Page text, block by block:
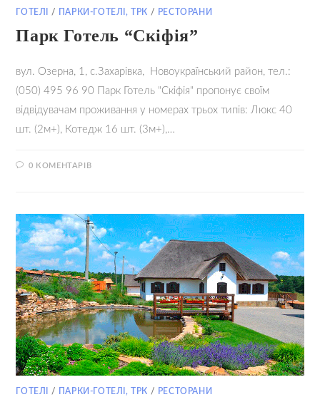
ГОТЕЛІ / ПАРКИ-ГОТЕЛІ, ТРК / РЕСТОРАНИ
Парк Готель “Скіфія”
вул. Озерна, 1, с.Захарівка, Новоукраїнський район, тел.:
(050) 495 96 90 Парк Готель "Скіфія" пропонує своїм
відвідувачам проживання у номерах трьох типів: Люкс 40
шт. (2м+), Котедж 16 шт. (3м+),…
0 КОМЕНТАРІВ
ГОТЕЛІ / ПАРКИ-ГОТЕЛІ, ТРК / РЕСТОРАНИ